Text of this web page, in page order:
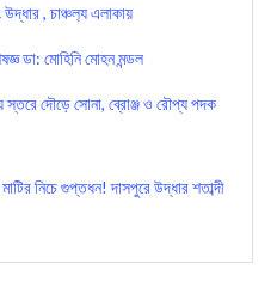
উদ্ধার , চাঞ্চল‍্য এলাকায়
ডা: মোহিনি মোহন মন্ডল
দৌড়ে সোনা, ব্রোঞ্জ ও রৌপ্য পদক
নিচে গুপ্তধন! দাসপুরে উদ্ধার শতাব্দী